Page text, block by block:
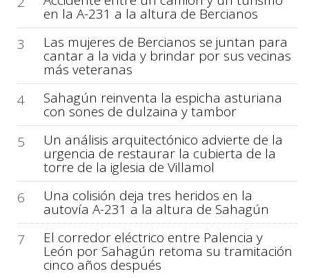
en la A-231 a la altura de Bercianos
3
Las mujeres de Bercianos se juntan para
cantar a la vida y brindar por sus vecinas
más veteranas
4
Sahagún reinventa la espicha asturiana
con sones de dulzaina y tambor
5
Un análisis arquitectónico advierte de la
urgencia de restaurar la cubierta de la
torre de la iglesia de Villamol
6
Una colisión deja tres heridos en la
autovía A-231 a la altura de Sahagún
7
El corredor eléctrico entre Palencia y
León por Sahagún retoma su tramitación
cinco años después